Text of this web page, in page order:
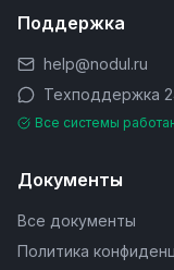
Поддержка
help@nodul.ru
Техподдержка
Все системы
Документы
Все документы
Политика